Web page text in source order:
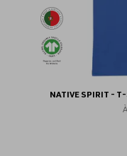
NATIVE SPIRIT - T-